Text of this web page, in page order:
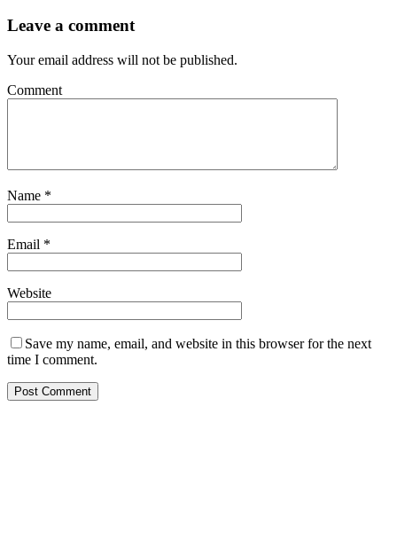
Leave a comment
Your email address will not be published.
Comment
Name *
Email *
Website
Save my name, email, and website in this browser for the next
time I comment.